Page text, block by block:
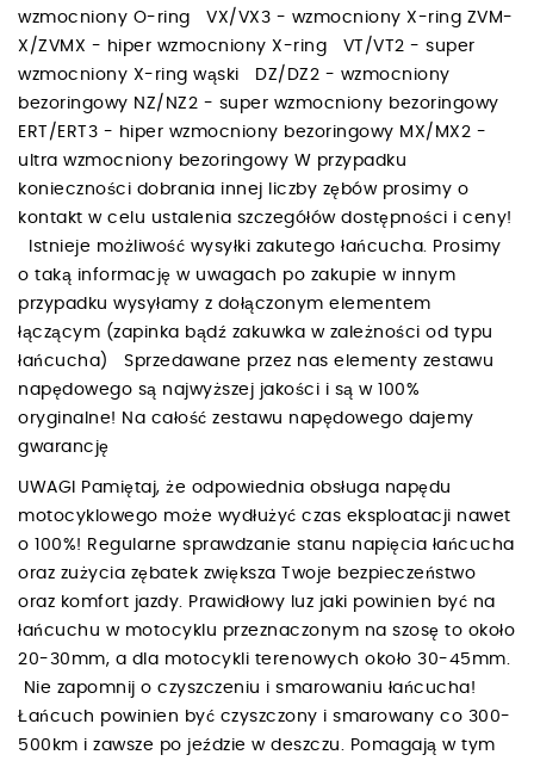
wzmocniony O-ring VX/VX3 - wzmocniony X-ring ZVM-
X/ZVMX - hiper wzmocniony X-ring VT/VT2 - super
wzmocniony X-ring wąski DZ/DZ2 - wzmocniony
bezoringowy NZ/NZ2 - super wzmocniony bezoringowy
ERT/ERT3 - hiper wzmocniony bezoringowy MX/MX2 -
ultra wzmocniony bezoringowy W przypadku
konieczności dobrania innej liczby zębów prosimy o
kontakt w celu ustalenia szczegółów dostępności i ceny!
Istnieje możliwość wysyłki zakutego łańcucha. Prosimy
o taką informację w uwagach po zakupie w innym
przypadku wysyłamy z dołączonym elementem
łączącym (zapinka bądź zakuwka w zależności od typu
łańcucha) Sprzedawane przez nas elementy zestawu
napędowego są najwyższej jakości i są w 100%
oryginalne! Na całość zestawu napędowego dajemy
gwarancję
UWAGI Pamiętaj, że odpowiednia obsługa napędu
motocyklowego może wydłużyć czas eksploatacji nawet
o 100%! Regularne sprawdzanie stanu napięcia łańcucha
oraz zużycia zębatek zwiększa Twoje bezpieczeństwo
oraz komfort jazdy. Prawidłowy luz jaki powinien być na
łańcuchu w motocyklu przeznaczonym na szosę to około
20-30mm, a dla motocykli terenowych około 30-45mm.
Nie zapomnij o czyszczeniu i smarowaniu łańcucha!
Łańcuch powinien być czyszczony i smarowany co 300-
500km i zawsze po jeździe w deszczu. Pomagają w tym